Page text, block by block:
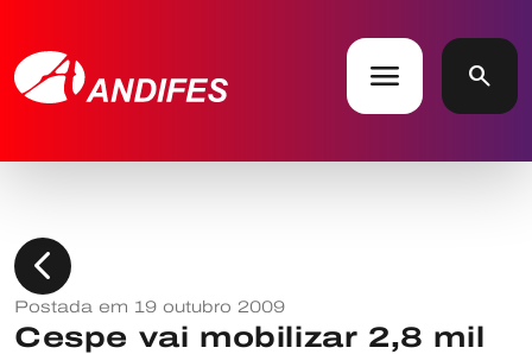
menu search
chevron_left
Postada em 19 outubro 2009
Cespe vai mobilizar 2,8 mil